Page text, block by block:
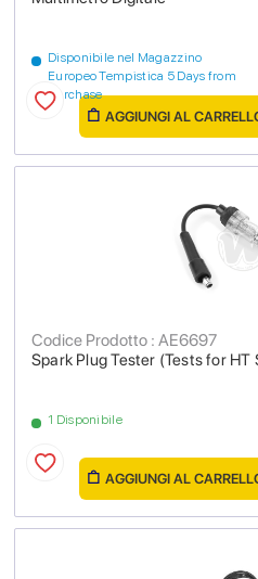
Disponibile nel Magazzino
Europeo Tempistica 5 Days from
purchase
AGGIUNGI AL
Spark Plug Tester (Tests for HT
Codice Prodotto : AE6697
1 Disponibile
AGGIUNGI AL